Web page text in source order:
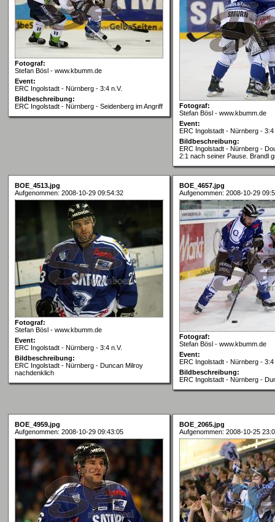
Fotograf:
Stefan Bösl - www.kbumm.de
Event:
ERC Ingolstadt - Nürnberg - 3:4 n.V.
Bildbeschreibung:
ERC Ingolstadt - Nürnberg - Seidenberg im Angriff
Fotograf:
Stefan Bösl - www.kbumm.de
Event:
ERC Ingolstadt - Nürnberg - 3:4
Bildbeschreibung:
ERC Ingolstadt - Nürnberg -
2:1 nach seiner Pause. Brandl
BOE_4513.jpg
Aufgenommen: 2008-10-29 09:54:32
Fotograf:
Stefan Bösl - www.kbumm.de
Event:
ERC Ingolstadt - Nürnberg - 3:4 n.V.
Bildbeschreibung:
ERC Ingolstadt - Nürnberg - Duncan Milroy
nachdenklich
BOE_4657.jpg
Aufgenommen: 2008-10-29
Fotograf:
Stefan Bösl - www.kbumm.de
Event:
ERC Ingolstadt - Nürnberg - 3:4
Bildbeschreibung:
ERC Ingolstadt - Nürnberg -
BOE_4959.jpg
Aufgenommen: 2008-10-29 09:43:05
BOE_2065.jpg
Aufgenommen: 2008-10-25